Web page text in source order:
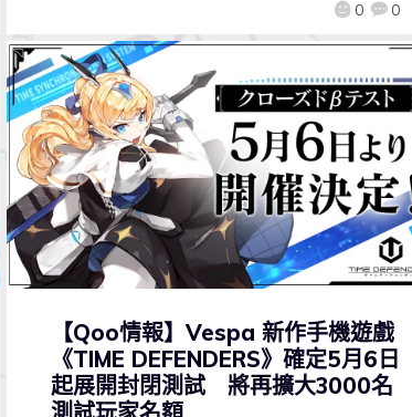
0 0
【Qoo情報】Vespa 新作手機遊戲
《TIME DEFENDERS》確定5月6日
起展開封閉測試 將再擴大3000名